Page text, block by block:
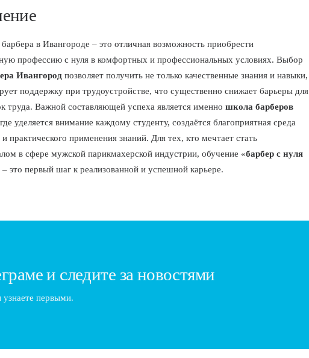
в Ивангороде – это отличная возможность приобрести
профессию с нуля в комфортных и профессиональных условиях. Выбор
Ивангород позволяет получить не только качественные знания и навыки,
поддержку при трудоустройстве, что существенно снижает барьеры для
труда. Важной составляющей успеха является именно школа барберов
уделяется внимание каждому студенту, создаётся благоприятная среда
и практического применения знаний. Для тех, кто мечтает стать
в сфере мужской парикмахерской индустрии, обучение «барбер с нуля
– это первый шаг к реализованной и успешной карьере.
и следите за новостями
первыми.